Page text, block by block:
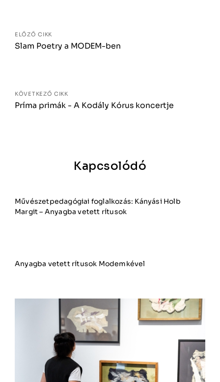
ELŐZŐ CIKK
Slam Poetry a MODEM-ben
KÖVETKEZŐ CIKK
Príma primák - A Kodály Kórus koncertje
Kapcsolódó
Művészetpedagógiai foglalkozás: Kányási Holb
Margit – Anyagba vetett rítusok
Anyagba vetett rítusok Modemkével